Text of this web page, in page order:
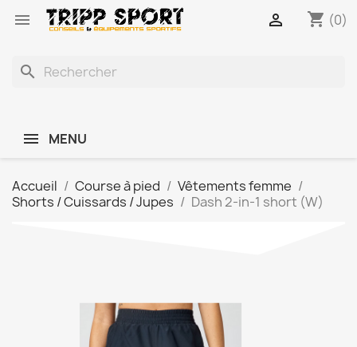
 shopping_cart (0)

search
MENU
Accueil Course à pied
Vêtements femme
Shorts / Cuissards / Jupes
Dash 2-in-1 short (W)